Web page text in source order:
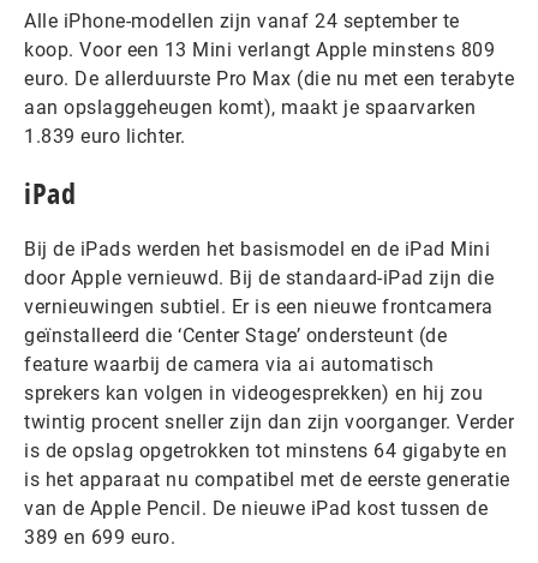
Alle iPhone-modellen zijn vanaf 24 september te
koop. Voor een 13 Mini verlangt Apple minstens 809
euro. De allerduurste Pro Max (die nu met een terabyte
aan opslaggeheugen komt), maakt je spaarvarken
1.839 euro lichter.
iPad
Bij de iPads werden het basismodel en de iPad Mini
door Apple vernieuwd. Bij de standaard-iPad zijn die
vernieuwingen subtiel. Er is een nieuwe frontcamera
geïnstalleerd die ‘Center Stage’ ondersteunt (de
feature waarbij de camera via ai automatisch
sprekers kan volgen in videogesprekken) en hij zou
twintig procent sneller zijn dan zijn voorganger. Verder
is de opslag opgetrokken tot minstens 64 gigabyte en
is het apparaat nu compatibel met de eerste generatie
van de Apple Pencil. De nieuwe iPad kost tussen de
389 en 699 euro.